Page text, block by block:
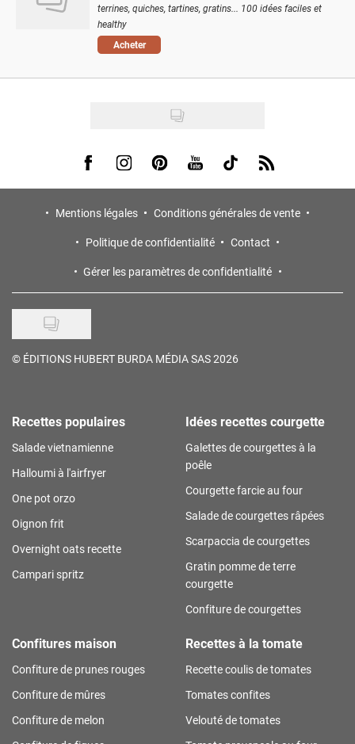
terrines, quiches, tartines, gratins... 100 idées faciles et
healthy
Acheter
Visit us on Facebook
Visit us on Instagram
Visit us on Pinterest
Visit us on Youtube
Visit us on Tiktok
Visit us on Rss
Mentions légales
Conditions générales de vente
Politique de confidentialité
Contact
Gérer les paramètres de confidentialité
© ÉDITIONS HUBERT BURDA MÉDIA SAS 2026
Recettes populaires
Salade vietnamienne
Halloumi à l'airfryer
One pot orzo
Oignon frit
Overnight oats recette
Campari spritz
Idées recettes courgette
Galettes de courgettes à la
poêle
Courgette farcie au four
Salade de courgettes râpées
Scarpaccia de courgettes
Gratin pomme de terre
courgette
Confiture de courgettes
Confitures maison
Confiture de prunes rouges
Confiture de mûres
Confiture de melon
Recettes à la tomate
Recette coulis de tomates
Tomates confites
Velouté de tomates